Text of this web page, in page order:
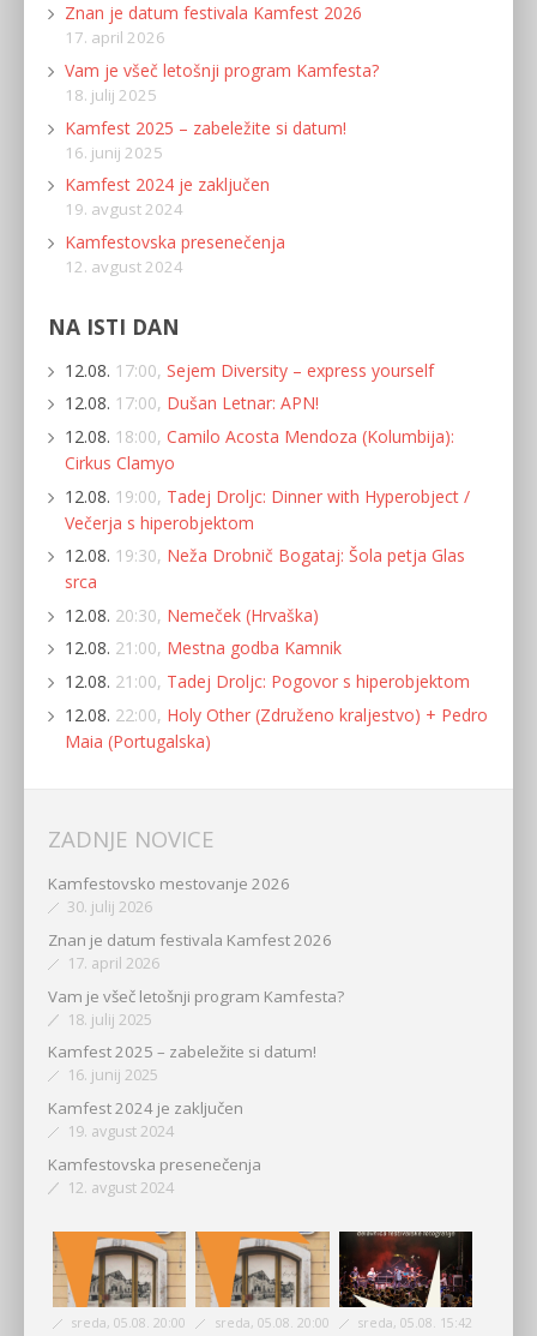
Znan je datum festivala Kamfest 2026
17. april 2026
Vam je všeč letošnji program Kamfesta?
18. julij 2025
Kamfest 2025 – zabeležite si datum!
16. junij 2025
Kamfest 2024 je zaključen
19. avgust 2024
Kamfestovska presenečenja
12. avgust 2024
NA ISTI DAN
12.08. 17:00, Sejem Diversity – express yourself
12.08. 17:00, Dušan Letnar: APN!
12.08. 18:00, Camilo Acosta Mendoza (Kolumbija):
Cirkus Clamyo
12.08. 19:00, Tadej Droljc: Dinner with Hyperobject /
Večerja s hiperobjektom
12.08. 19:30, Neža Drobnič Bogataj: Šola petja Glas
srca
12.08. 20:30, Nemeček (Hrvaška)
12.08. 21:00, Mestna godba Kamnik
12.08. 21:00, Tadej Droljc: Pogovor s hiperobjektom
12.08. 22:00, Holy Other (Združeno kraljestvo) + Pedro
Maia (Portugalska)
ZADNJE NOVICE
Kamfestovsko mestovanje 2026
30. julij 2026
Znan je datum festivala Kamfest 2026
17. april 2026
Vam je všeč letošnji program Kamfesta?
18. julij 2025
Kamfest 2025 – zabeležite si datum!
16. junij 2025
Kamfest 2024 je zaključen
19. avgust 2024
Kamfestovska presenečenja
12. avgust 2024
sreda, 05.08. 20:00 sreda, 05.08. 20:00 sreda, 05.08. 15:42